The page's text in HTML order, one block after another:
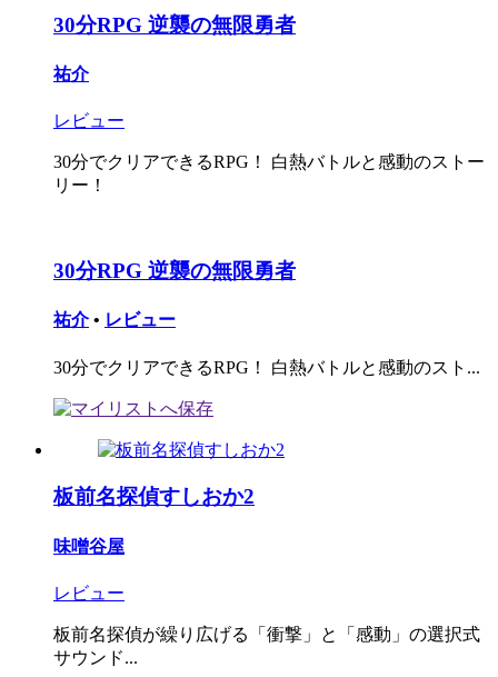
30分RPG 逆襲の無限勇者
祐介
レビュー
30分でクリアできるRPG！ 白熱バトルと感動のストー
リー！
30分RPG 逆襲の無限勇者
祐介 • レビュー
30分でクリアできるRPG！ 白熱バトルと感動のスト...
板前名探偵すしおか2
味噌谷屋
レビュー
板前名探偵が繰り広げる「衝撃」と「感動」の選択式
サウンド...